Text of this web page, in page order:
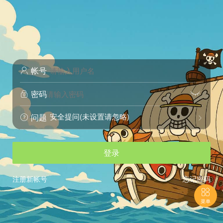
 帐号
 密码 
 问题 
安全提问(未设置请忽略)
登录
忘记密码
注册新帐号

菜单